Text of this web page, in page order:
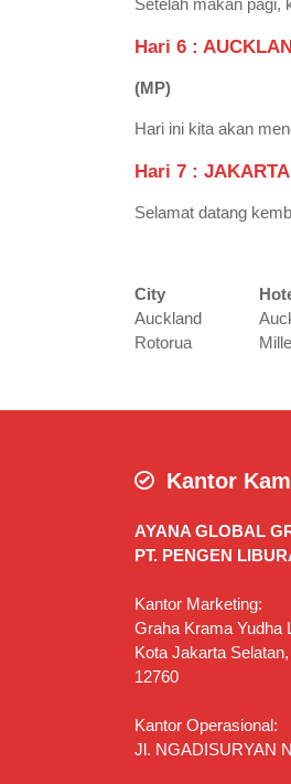
Setelah makan pagi,
Hari 6 :
(MP)
Hari ini kita akan
Hari 7 : JAKARTA
Selamat datang
City
Auckland
Rotorua
Kantor
AYANA GLOBAL
PT. PENGEN
Kantor Marketing:
Graha Krama Yudha
Kota Jakarta
12760
Kantor Operasional:
Jl. NGADISURYAN